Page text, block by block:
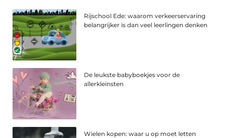
Rijschool Ede: waarom verkeerservaring
belangrijker is dan veel leerlingen denken
De leukste babyboekjes voor de
allerkleinsten
Wielen kopen: waar u op moet letten